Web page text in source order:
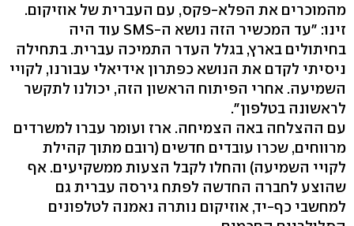
מהמוכרים את הפלא-פקס, עם העברית של אוזיקום.
זינו: "עד המכשיר הזה נושא ה-SMS עוד היה
בחיתולים בארץ, בגלל העדר התמיכה עברית. בתחילה
ניסיתי לקדם את הנושא כפתרון אידיאלי עבורנו, לקויי
השמיעה. אחרי הפיתוח הראשון הזה, יכולנו לתקשר
לראשונה בטלפון".
עם ההצלחה באה הצמיחה. ארז ועומר עברו למשרדים
מרווחים, שכרו עובדים חדשים (רובם מתוך קהילת
לקויי השמיעה) והחלו לקבל הצעות ממשקיעים. אף
שהוצע לחברה החדשה לפתח גירסה עברית גם
למחשבי כף-יד, אוזיקום נותרה נאמנה לטלפונים